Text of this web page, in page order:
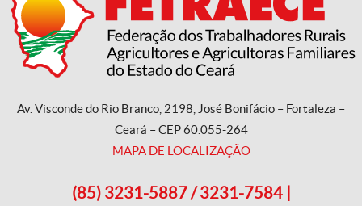
Av. Visconde do Rio Branco, 2198, José Bonifácio – Fortaleza –
Ceará – CEP 60.055-264
MAPA DE LOCALIZAÇÃO
(85) 3231-5887 / 3231-7584 |